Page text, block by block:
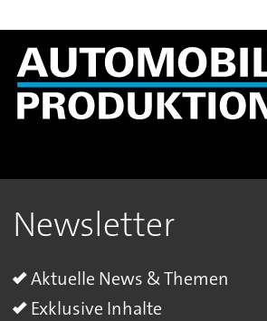
Newsletter
Aktuelle News & Themen
Exklusive Inhalte